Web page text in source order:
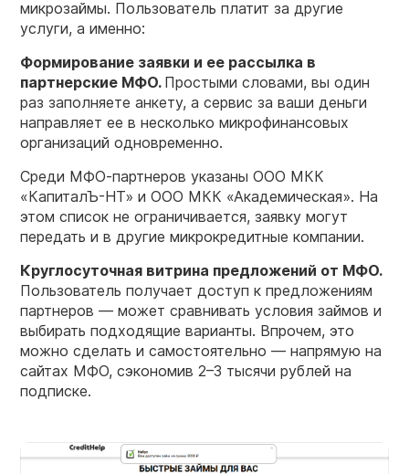
микрозаймы. Пользователь платит за другие
услуги, а именно:
Формирование заявки и ее рассылка в
партнерские МФО. Простыми словами, вы один
раз заполняете анкету, а сервис за ваши деньги
направляет ее в несколько микрофинансовых
организаций одновременно.
Среди МФО-партнеров указаны ООО МКК
«КапиталЪ-НТ» и ООО МКК «Академическая». На
этом список не ограничивается, заявку могут
передать и в другие микрокредитные компании.
Круглосуточная витрина предложений от МФО.
Пользователь получает доступ к предложениям
партнеров — может сравнивать условия займов и
выбирать подходящие варианты. Впрочем, это
можно сделать и самостоятельно — напрямую на
сайтах МФО, сэкономив 2–3 тысячи рублей на
подписке.